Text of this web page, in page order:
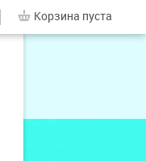
Корзина пуста